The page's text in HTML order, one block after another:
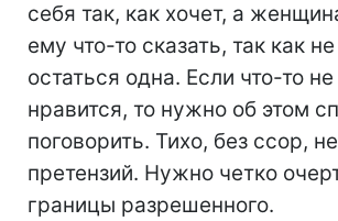
себя так, как хочет, а
ему что-то сказать, так как
остаться одна. Если что-то не
нравится, то нужно об этом
поговорить. Тихо, без ссор,
претензий. Нужно четко
границы разрешенного.